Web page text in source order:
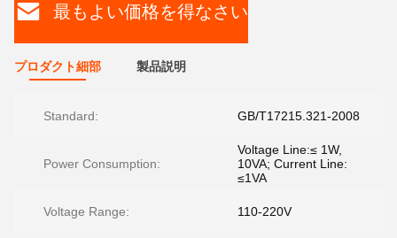
最もよい価格を得なさい
プロダクト細部 製品説明
Standard: GB/T17215.321-2008
Power Consumption:
Voltage Line:≤ 1W,
10VA; Current Line:
≤1VA
Voltage Range: 110-220V